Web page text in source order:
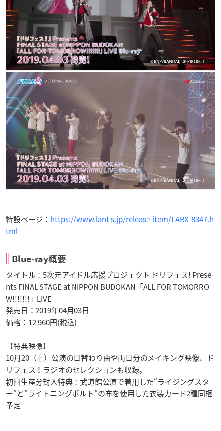
特設ページ： https://www.lantis.jp/release-item/LABX-8347.h
tml
Blue-ray概要
タイトル：5次元アイドル応援プロジェクト ドリフェス! Prese
nts FINAL STAGE at NIPPON BUDOKAN「ALL FOR TOMORRO
W!!!!!!!」LIVE
発売日：2019年04月03日
価格：12,960円(税込)
【特典映像】
10月20（土）公演の日替わり曲や両日分のメイキング映像、ド
リフェス！ラジオのセレクションも収録。
初回生産分封入特典：武道館公演で着用した“ライジングスタ
ー”と”ライトニングボルト”の布を使用した衣装カード2種同梱
予定